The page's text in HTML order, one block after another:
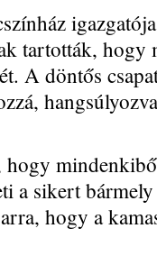
tartották, hogy
A döntős
hogy
a sikert
hogy a